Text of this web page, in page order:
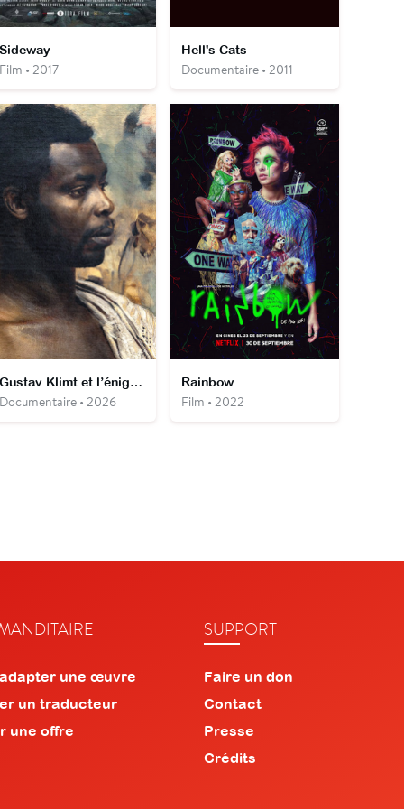
• 2017
Hell's Cats
Documentaire • 2011
Gustav Klimt et l’énigme du prince ghanéen
• 2026
Rainbow
Film • 2022
une œuvre
un traducteur
une offre
SUPPORT
Faire un don
Contact
Presse
Crédits